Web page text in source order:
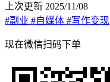
上次更新 2025/11/08
#副业 #自媒体 #写作变现
现在微信扫码下单